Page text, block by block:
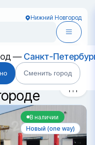
Нижний Новгород
— Санкт-
Сменить город
В наличии
Новый (one way)